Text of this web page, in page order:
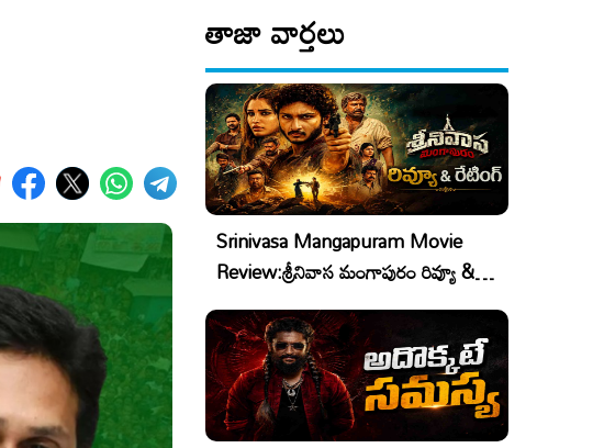
తాజా వార్తలు
Srinivasa Mangapuram Movie
Review:శ్రీనివాస మంగాపురం రివ్యూ &
రేటింగ్